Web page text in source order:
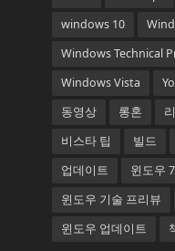
windows 10
Windows Technical
Windows Vista
동영상
롱혼
비스타 팁
빌드
업데이트
윈도우 7
윈도우 기술 프리뷰
윈도우 업데이트